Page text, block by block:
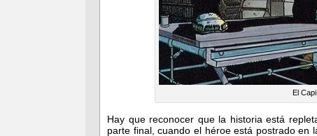
El
Hay que reconocer que la historia está
parte final, cuando el héroe está postrado en